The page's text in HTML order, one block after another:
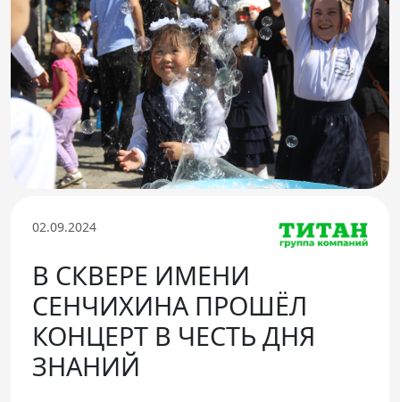
Вакансии
Новости
Контакты
Версия для слабовидящих
8 (3012) 411-099
Телефон доверия
02.09.2024
В СКВЕРЕ ИМЕНИ
СЕНЧИХИНА ПРОШЁЛ
КОНЦЕРТ В ЧЕСТЬ ДНЯ
ЗНАНИЙ